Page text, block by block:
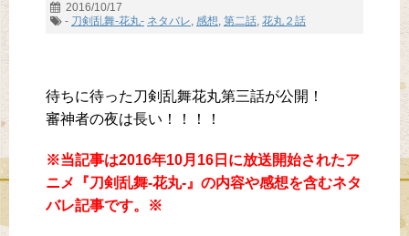
2016/10/17
- 刀剣乱舞-花丸- ネタバレ, 感想, 第二話, 花丸２話
待ちに待った刀剣乱舞花丸第三話が公開！
審神者の夜は長い！！！！
※当記事は2016年10月16日に放送開始されたア
ニメ『刀剣乱舞-花丸-』の内容や感想を含むネタ
バレ記事です。※